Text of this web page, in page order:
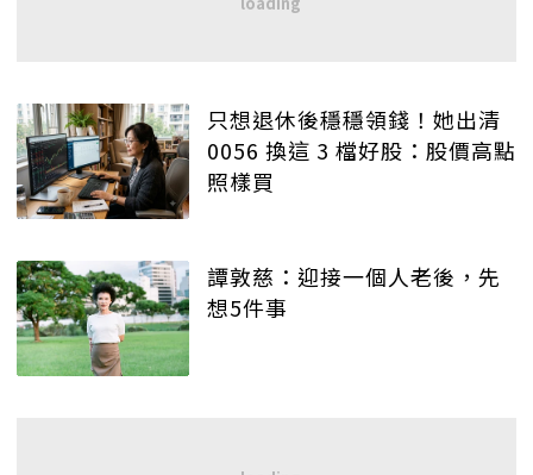
只想退休後穩穩領錢！她出清
0056 換這 3 檔好股：股價高點
照樣買
譚敦慈：迎接一個人老後，先
想5件事